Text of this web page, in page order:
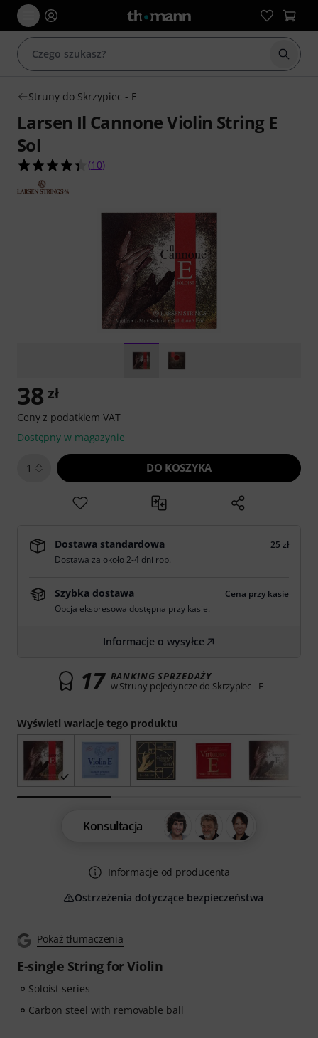
Struny do Skrzypiec - E
Larsen Il Cannone Violin String E
Sol
4.4 na 5 gwiazdek z 10 ocen klientów
(10)
Pokaż tłumaczenia
E-single String for Violin
Soloist series
Carbon steel with removable ball
Wyświetl wariacje tego produktu
38 zł
Ceny z podatkiem VAT
Dostępny w magazynie
1 DO KOSZYKA
Dostawa standardowa
25 zł
Dostawa za około 2-4 dni rob.
Szybka dostawa
Cena przy kasie
Opcja ekspresowa dostępna przy kasie.
Informacje o wysyłce
17 RANKING SPRZEDAŻY
w Struny pojedyncze do Skrzypiec - E
Konsultacja
Informacje od producenta
Ostrzeżenia dotyczące bezpieczeństwa